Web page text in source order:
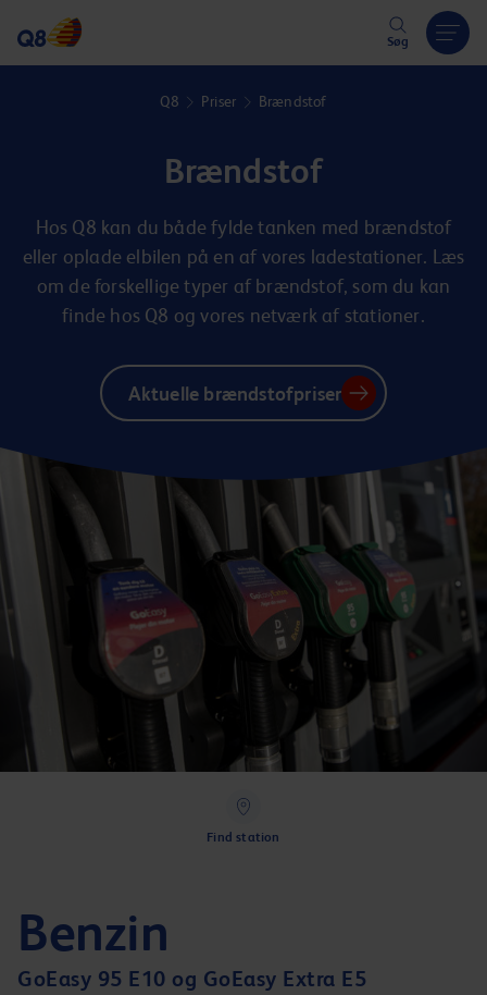
Søg
Q8 Priser Brændstof
Brændstof
Hos Q8 kan du både fylde tanken med brændstof
eller oplade elbilen på en af vores ladestationer. Læs
om de forskellige typer af brændstof, som du kan
finde hos Q8 og vores netværk af stationer.
Aktuelle brændstofpriser
Find station
Benzin
GoEasy 95 E10 og GoEasy Extra E5